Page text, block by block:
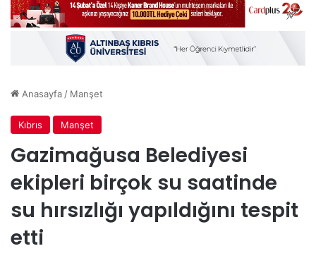
Anasayfa / Manşet
Kıbrıs Manşet
Gazimağusa Belediyesi
ekipleri birçok su saatinde
su hırsızlığı yapıldığını tespit
etti